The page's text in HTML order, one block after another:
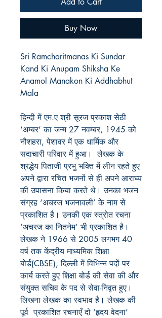
Buy Now
Sri Ramcharitmanas Ki Sundar
Kand Ki Anupam Shiksha Ke
Anamol Manakon Ki Addhabhut
Mala
हिन्दी में एम.ए श्री सूरज प्रकाश सेठी
‘अम्बर’ का जन्म 27नवम्बर, 1945को
नौशहरा,पेशावर में एक धार्मिक और
सदाचारी परिवार में हुआ। लेखक के
श्रद्धेय पिताजी प्रभु भक्ति में लीन रहते हुए
अपने द्वारा रचित भजनों से ही अपने आराघ्य
की उपासना किया करते थे। उनका भजन
संग्रह ‘अचरज भजनावली’ के नाम से
प्रकाशित है। उनकी एक स्त्रोत रचना
‘अचरज का नितनेम’ भी प्रकाशित है।
लेखक ने 1966से 2005लगभग40
वर्ष तक केंद्रीय माध्यमिक शिक्षा
बोर्ड(CBSE),दिल्ली में विभिन्न पदों पर
कार्य करते हुए शिक्षा बोर्ड की सेवा की और
संयुक्त सचिव के पद से सेवा-निवृत हुए।
लिखना लेखक का स्वभाव है। लेखक की
पूर्व प्रकाशित रचनाएँ दो ‘हृदय वेदना’